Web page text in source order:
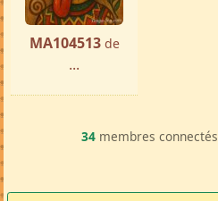
MA104513 de
...
34 membres connectés